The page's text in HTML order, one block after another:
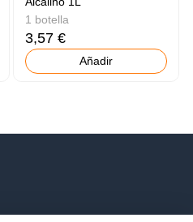
1 botella
3,57 €
Añadir